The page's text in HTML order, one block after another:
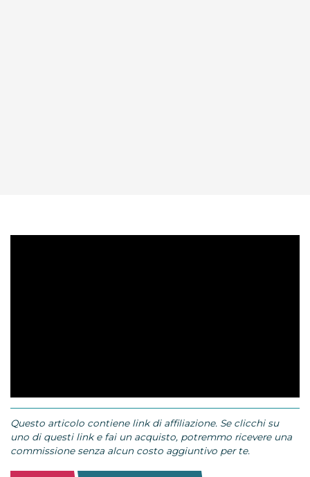
Questo articolo contiene link di affiliazione. Se clicchi su
uno di questi link e fai un acquisto, potremmo ricevere una
commissione senza alcun costo aggiuntivo per te.